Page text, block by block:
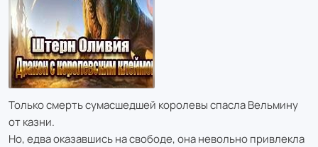
Только смерть сумасшедшей королевы спасла Вельмину
от казни.
Но, едва оказавшись на свободе, она невольно привлекла